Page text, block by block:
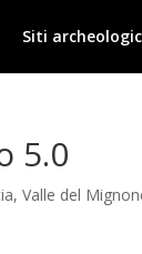
Siti
5.0
,Valle del